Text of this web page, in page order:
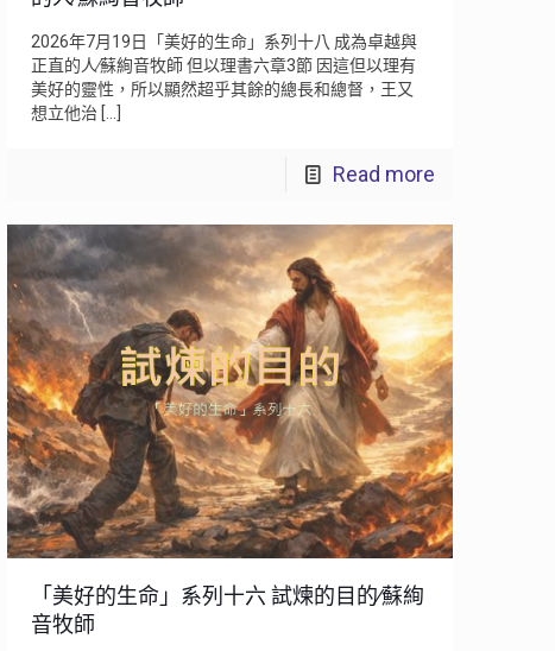
2026年7月19日「美好的生命」系列十八 成為卓越與
正直的人∕蘇絢音牧師 但以理書六章3節 因這但以理有
美好的靈性，所以顯然超乎其餘的總長和總督，王又
想立他治 […]
Read more
「美好的生命」系列十六 試煉的目的∕蘇絢
音牧師